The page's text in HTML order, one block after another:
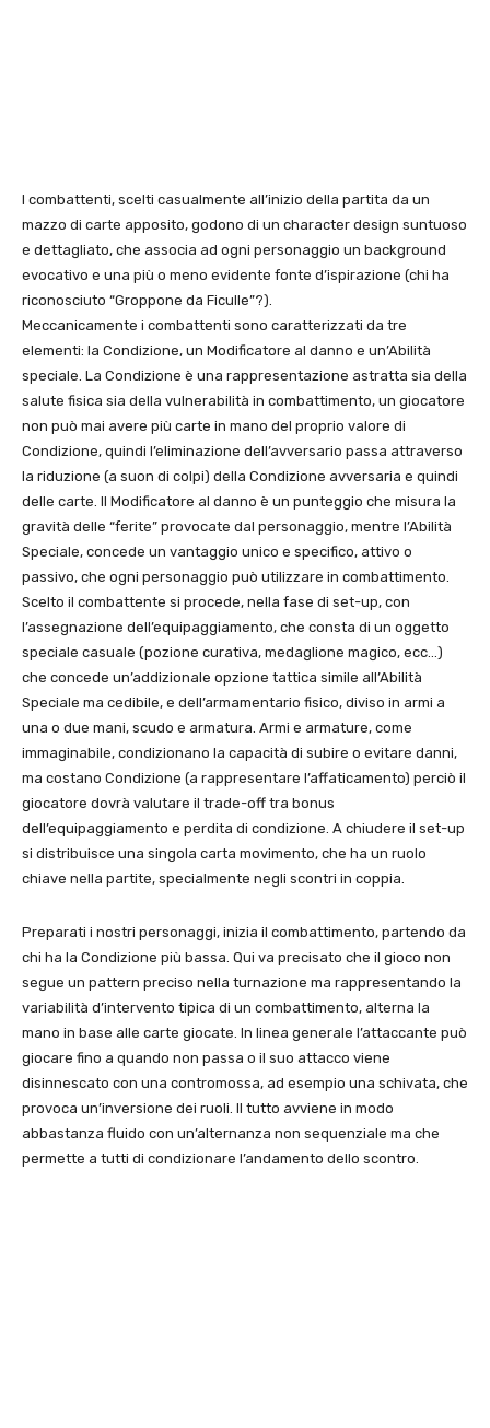
I combattenti, scelti casualmente all’inizio della partita da un
mazzo di carte apposito, godono di un character design suntuoso
e dettagliato, che associa ad ogni personaggio un background
evocativo e una più o meno evidente fonte d’ispirazione (chi ha
riconosciuto “Groppone da Ficulle”?).
Meccanicamente i combattenti sono caratterizzati da tre
elementi: la Condizione, un Modificatore al danno e un’Abilità
speciale. La Condizione è una rappresentazione astratta sia della
salute fisica sia della vulnerabilità in combattimento, un giocatore
non può mai avere più carte in mano del proprio valore di
Condizione, quindi l’eliminazione dell’avversario passa attraverso
la riduzione (a suon di colpi) della Condizione avversaria e quindi
delle carte. Il Modificatore al danno è un punteggio che misura la
gravità delle “ferite” provocate dal personaggio, mentre l’Abilità
Speciale, concede un vantaggio unico e specifico, attivo o
passivo, che ogni personaggio può utilizzare in combattimento.
Scelto il combattente si procede, nella fase di set-up, con
l’assegnazione dell’equipaggiamento, che consta di un oggetto
speciale casuale (pozione curativa, medaglione magico, ecc…)
che concede un’addizionale opzione tattica simile all’Abilità
Speciale ma cedibile, e dell’armamentario fisico, diviso in armi a
una o due mani, scudo e armatura. Armi e armature, come
immaginabile, condizionano la capacità di subire o evitare danni,
ma costano Condizione (a rappresentare l’affaticamento) perciò il
giocatore dovrà valutare il trade-off tra bonus
dell’equipaggiamento e perdita di condizione. A chiudere il set-up
si distribuisce una singola carta movimento, che ha un ruolo
chiave nella partite, specialmente negli scontri in coppia.
Preparati i nostri personaggi, inizia il combattimento, partendo da
chi ha la Condizione più bassa. Qui va precisato che il gioco non
segue un pattern preciso nella turnazione ma rappresentando la
variabilità d’intervento tipica di un combattimento, alterna la
mano in base alle carte giocate. In linea generale l’attaccante può
giocare fino a quando non passa o il suo attacco viene
disinnescato con una contromossa, ad esempio una schivata, che
provoca un’inversione dei ruoli. Il tutto avviene in modo
abbastanza fluido con un’alternanza non sequenziale ma che
permette a tutti di condizionare l’andamento dello scontro.